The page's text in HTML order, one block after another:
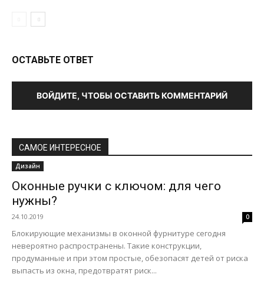
ОСТАВЬТЕ ОТВЕТ
ВОЙДИТЕ, ЧТОБЫ ОСТАВИТЬ КОММЕНТАРИЙ
САМОЕ ИНТЕРЕСНОЕ
Дизайн
Оконные ручки с ключом: для чего
нужны?
24.10.2019 0
Блокирующие механизмы в оконной фурнитуре сегодня
невероятно распространены. Такие конструкции,
продуманные и при этом простые, обезопасят детей от риска
выпасть из окна, предотвратят риск...